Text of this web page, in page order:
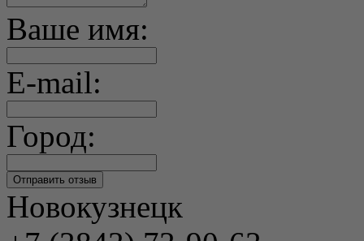
Ваше имя:
E-mail:
Город:
Новокузнецк